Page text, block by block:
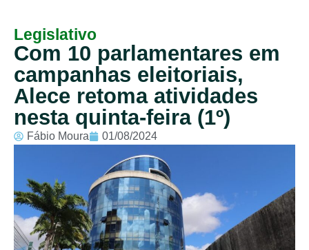
Legislativo
Com 10 parlamentares em
campanhas eleitoriais,
Alece retoma atividades
nesta quinta-feira (1º)
Fábio Moura 01/08/2024